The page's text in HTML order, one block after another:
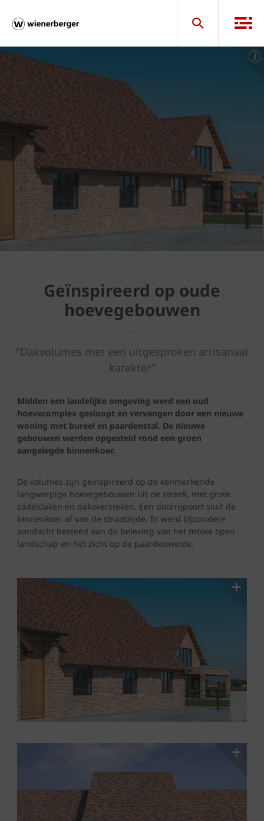
Geïnspireerd op oude
hoevegebouwen
"Dakvolumes met een uitgesproken artisanaal
karakter"
Midden een landelijke omgeving werd een oud
hoevecomplex gesloopt en vervangen door een nieuwe
woning met bureel en paardenstal. De nieuwe
gebouwen werden opgesteld rond een groen
aangelegde binnenkoer.
De volumes zijn geïnspireerd op de kenmerkende
langwerpige hoevegebouwen uit de streek, met grote
zadeldaken en dakoversteken. Een doorrijpoort sluit de
binnenkoer af van de straatzijde. Er werd bijzondere
aandacht besteed aan de beleving van het mooie open
landschap en het zicht op de paardenweide.